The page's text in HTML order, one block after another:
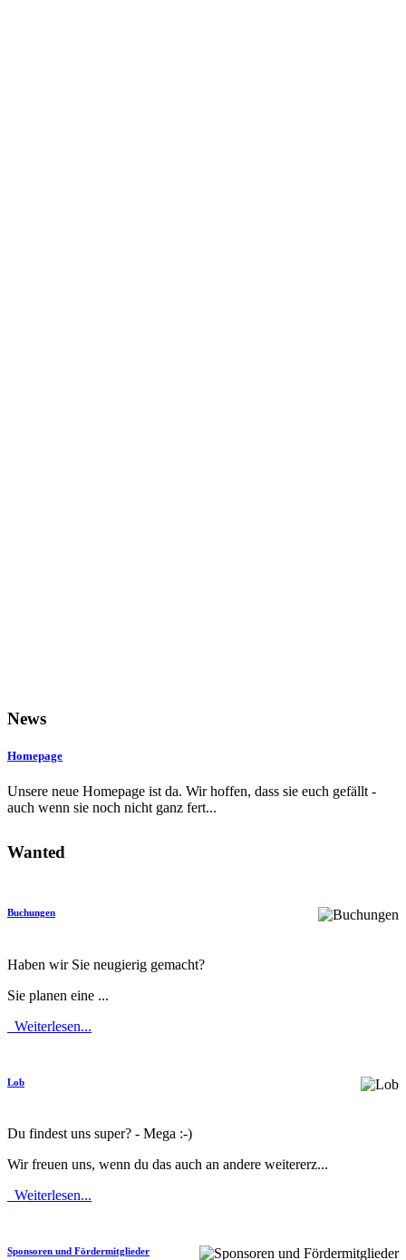
News
Homepage
Unsere neue Homepage ist da. Wir hoffen, dass sie euch gefällt -
auch wenn sie noch nicht ganz fert...
Wanted
Buchungen
Haben wir Sie neugierig gemacht?
Sie planen eine ...
Weiterlesen...
Lob
Du findest uns super? - Mega :-)
Wir freuen uns, wenn du das auch an andere weitererz...
Weiterlesen...
Sponsoren und Fördermitglieder